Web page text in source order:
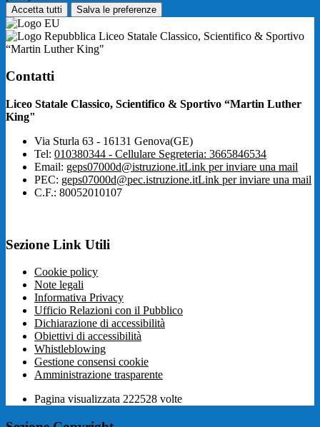
Accetta tutti Salva le preferenze
Liceo Statale Classico, Scientifico & Sportivo
“Martin Luther King"
Contatti
Liceo Statale Classico, Scientifico & Sportivo “Martin Luther
King"
Via Sturla 63 - 16131 Genova(GE)
Tel: 010380344 - Cellulare Segreteria: 3665846534
Email: geps07000d@istruzione.itLink per inviare una mail
PEC: geps07000d@pec.istruzione.itLink per inviare una mail
C.F.: 80052010107
Sezione Link Utili
Cookie policy
Note legali
Informativa Privacy
Ufficio Relazioni con il Pubblico
Dichiarazione di accessibilità
Obiettivi di accessibilità
Whistleblowing
Gestione consensi cookie
Amministrazione trasparente
Pagina visualizzata 222528 volte